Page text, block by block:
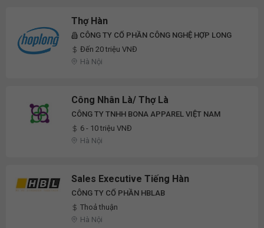
Thợ Hàn
CÔNG TY CỔ PHẦN CÔNG NGHỆ HỢP LONG
Đến 20 triệu VNĐ
Hà Nội
Công Nhân Là/ Thợ Là
CÔNG TY TNHH BONA APPAREL VIỆT NAM
6 - 10 triệu VNĐ
Hà Nội
Sales Executive Tiếng Hàn
CÔNG TY CỔ PHẦN HBLAB
Thoả thuận
Hà Nội